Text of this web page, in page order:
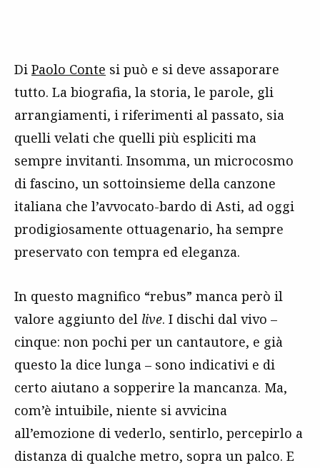
Di Paolo Conte si può e si deve assaporare
tutto. La biografia, la storia, le parole, gli
arrangiamenti, i riferimenti al passato, sia
quelli velati che quelli più espliciti ma
sempre invitanti. Insomma, un microcosmo
di fascino, un sottoinsieme della canzone
italiana che l’avvocato-bardo di Asti, ad oggi
prodigiosamente ottuagenario, ha sempre
preservato con tempra ed eleganza.
In questo magnifico “rebus” manca però il
valore aggiunto del live. I dischi dal vivo –
cinque: non pochi per un cantautore, e già
questo la dice lunga – sono indicativi e di
certo aiutano a sopperire la mancanza. Ma,
com’è intuibile, niente si avvicina
all’emozione di vederlo, sentirlo, percepirlo a
distanza di qualche metro, sopra un palco. E